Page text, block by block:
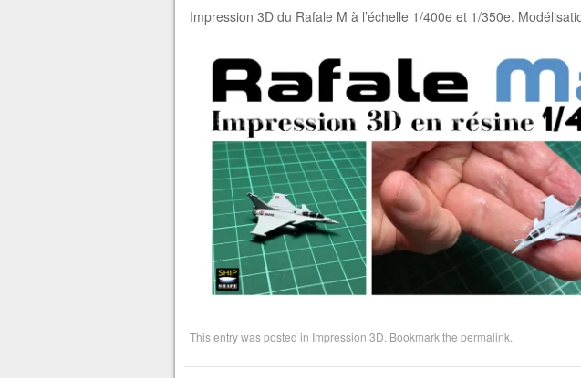
Impression 3D du Rafale M à l’échelle 1/400e et 1/350e.
This entry was posted in Impression 3D . Bookmark the permalink